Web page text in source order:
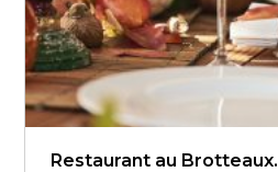
Restaurant au Brotteaux.